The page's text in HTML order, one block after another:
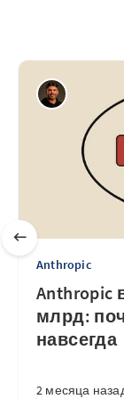
Anthropic
Anthropic
млрд:
навсегда
2 месяца